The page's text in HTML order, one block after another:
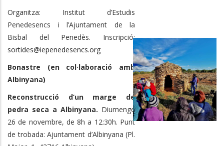
Organitza: Institut d’Estudis
Penedesencs i l’Ajuntament de la
Bisbal del Penedès. Inscripció:
sortides@iepenedesencs.org
Bonastre (en col·laboració amb
Albinyana)
Reconstrucció d’un marge de
pedra seca a Albinyana. Diumenge
26 de novembre, de 8h a 12:30h. Punt
de trobada: Ajuntament d’Albinyana (Pl.